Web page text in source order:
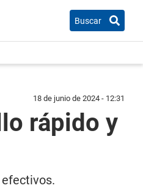
Buscar
18 de junio de 2024 - 12:31
rápido y